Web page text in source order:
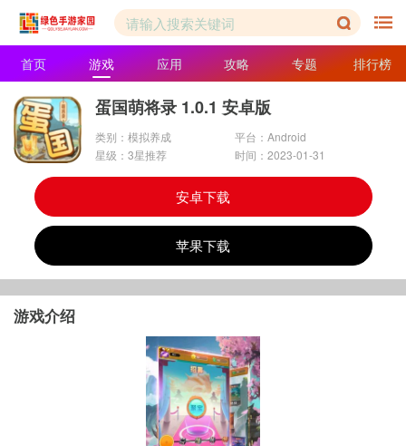
首页 游戏 应用 攻略 专题 排行榜
蛋国萌将录 1.0.1 安卓版
类别：模拟养成
平台：Android
星级：3星推荐
时间：2023-01-31
安卓下载
苹果下载
游戏介绍